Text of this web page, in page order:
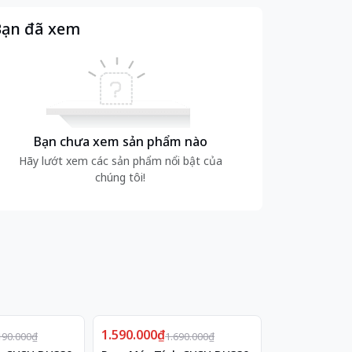
đã xem
Bạn chưa xem sản phẩm nào
Hãy lướt xem các sản phẩm nổi bật của
chúng tôi!
Giảm6%
1.590.000₫1.690.000₫